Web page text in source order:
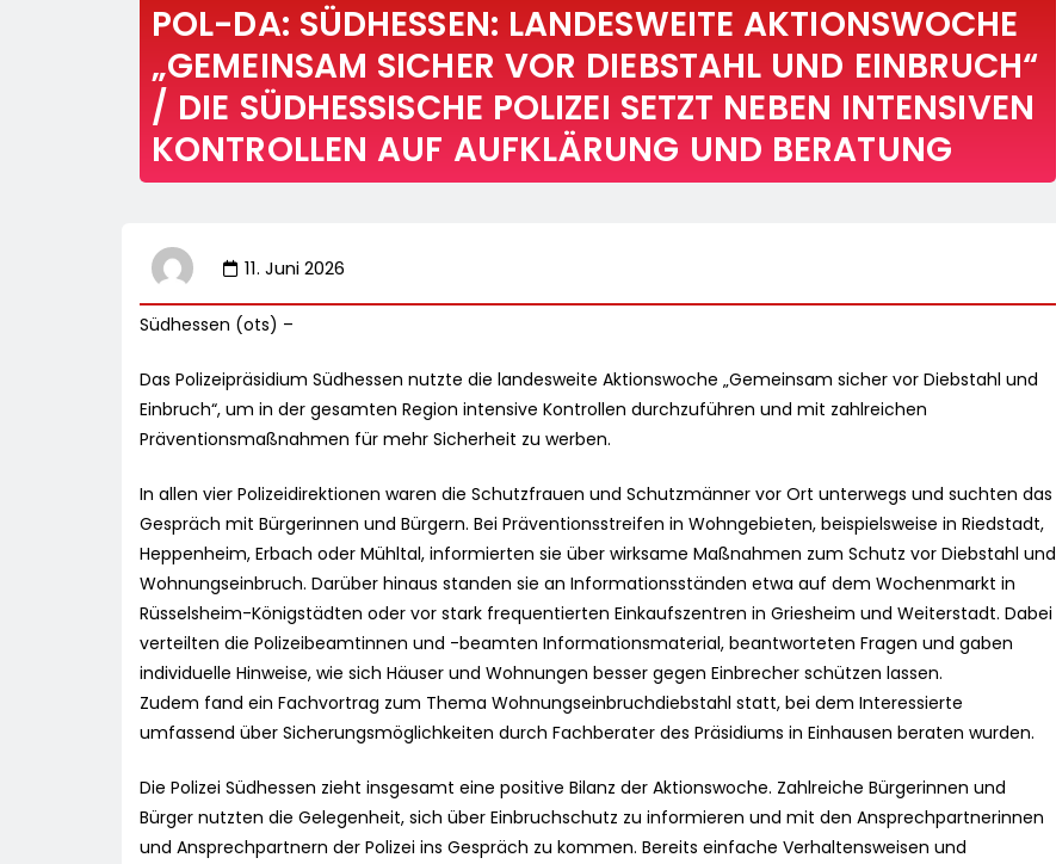
POL-DA: SÜDHESSEN: LANDESWEITE AKTIONSWOCHE
„GEMEINSAM SICHER VOR DIEBSTAHL UND EINBRUCH“
/ DIE SÜDHESSISCHE POLIZEI SETZT NEBEN INTENSIVEN
KONTROLLEN AUF AUFKLÄRUNG UND BERATUNG
11. Juni 2026
Südhessen (ots) –
Das Polizeipräsidium Südhessen nutzte die landesweite Aktionswoche „Gemeinsam sicher vor Diebstahl und
Einbruch“, um in der gesamten Region intensive Kontrollen durchzuführen und mit zahlreichen
Präventionsmaßnahmen für mehr Sicherheit zu werben.
In allen vier Polizeidirektionen waren die Schutzfrauen und Schutzmänner vor Ort unterwegs und suchten das
Gespräch mit Bürgerinnen und Bürgern. Bei Präventionsstreifen in Wohngebieten, beispielsweise in Riedstadt,
Heppenheim, Erbach oder Mühltal, informierten sie über wirksame Maßnahmen zum Schutz vor Diebstahl und
Wohnungseinbruch. Darüber hinaus standen sie an Informationsständen etwa auf dem Wochenmarkt in
Rüsselsheim-Königstädten oder vor stark frequentierten Einkaufszentren in Griesheim und Weiterstadt. Dabei
verteilten die Polizeibeamtinnen und -beamten Informationsmaterial, beantworteten Fragen und gaben
individuelle Hinweise, wie sich Häuser und Wohnungen besser gegen Einbrecher schützen lassen.
Zudem fand ein Fachvortrag zum Thema Wohnungseinbruchdiebstahl statt, bei dem Interessierte
umfassend über Sicherungsmöglichkeiten durch Fachberater des Präsidiums in Einhausen beraten wurden.
Die Polizei Südhessen zieht insgesamt eine positive Bilanz der Aktionswoche. Zahlreiche Bürgerinnen und
Bürger nutzten die Gelegenheit, sich über Einbruchschutz zu informieren und mit den Ansprechpartnerinnen
und Ansprechpartnern der Polizei ins Gespräch zu kommen. Bereits einfache Verhaltensweisen und